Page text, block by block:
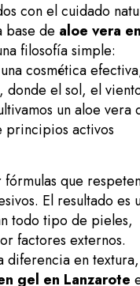
con el cuidado
base de aloe vera en
filosofía simple:
cosmética
donde el sol, el
un aloe vera
principios activos
que
El resultado es
todo tipo de pieles,
factores externos.
diferencia en textura,
gel en Lanzarote